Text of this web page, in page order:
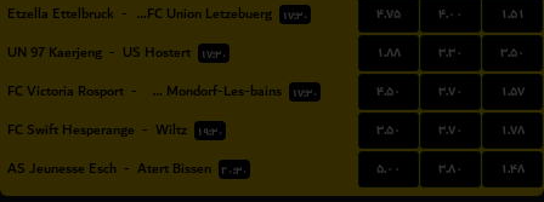
Etzella Ettelbruck - Racing FC Union Letzebuerg ۱۷:۳۰ ۴.۷۵ ۴.۰۰ ۱.۵۱
UN 97 Kaerjeng - US Hostert ۱۷:۳۰ ۱.۸۸ ۳.۳۰ ۳.۵۰
FC Victoria Rosport - US Mondorf-Les-bains ۱۷:۳۰ ۴.۵۰ ۳.۷۰ ۱.۵۷
FC Swift Hesperange - Wiltz ۱۹:۳۰ ۳.۵۰ ۳.۷۰ ۱.۷۸
AS Jeunesse Esch - Atert Bissen ۲۰:۳۰ ۵.۰۰ ۳.۸۰ ۱.۴۸